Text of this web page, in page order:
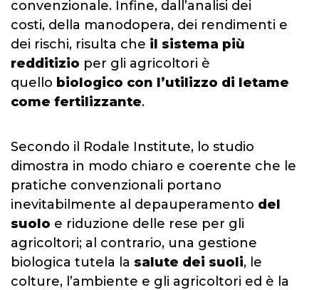
convenzionale. Infine, dall’analisi dei
costi, della manodopera, dei rendimenti e
dei rischi, risulta che il sistema più
redditizio per gli agricoltori è
quello biologico con l’utilizzo di letame
come fertilizzante.
Secondo il Rodale Institute, lo studio
dimostra in modo chiaro e coerente che le
pratiche convenzionali portano
inevitabilmente al depauperamento del
suolo e riduzione delle rese per gli
agricoltori; al contrario, una gestione
biologica tutela la salute dei suoli, le
colture, l’ambiente e gli agricoltori ed è la